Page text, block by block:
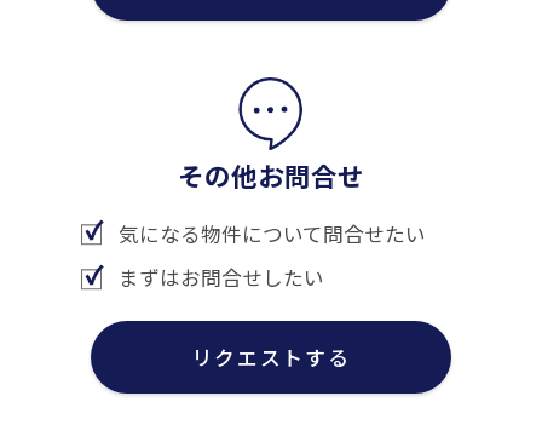
その他お問合せ
気になる物件について問合せたい
まずはお問合せしたい
リクエストする